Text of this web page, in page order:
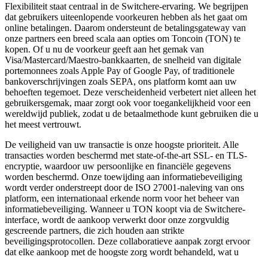
Flexibiliteit staat centraal in de Switchere-ervaring. We begrijpen
dat gebruikers uiteenlopende voorkeuren hebben als het gaat om
online betalingen. Daarom ondersteunt de betalingsgateway van
onze partners een breed scala aan opties om Toncoin (TON) te
kopen. Of u nu de voorkeur geeft aan het gemak van
Visa/Mastercard/Maestro-bankkaarten, de snelheid van digitale
portemonnees zoals Apple Pay of Google Pay, of traditionele
bankoverschrijvingen zoals SEPA, ons platform komt aan uw
behoeften tegemoet. Deze verscheidenheid verbetert niet alleen het
gebruikersgemak, maar zorgt ook voor toegankelijkheid voor een
wereldwijd publiek, zodat u de betaalmethode kunt gebruiken die u
het meest vertrouwt.
De veiligheid van uw transactie is onze hoogste prioriteit. Alle
transacties worden beschermd met state-of-the-art SSL- en TLS-
encryptie, waardoor uw persoonlijke en financiële gegevens
worden beschermd. Onze toewijding aan informatiebeveiliging
wordt verder onderstreept door de ISO 27001-naleving van ons
platform, een internationaal erkende norm voor het beheer van
informatiebeveiliging. Wanneer u TON koopt via de Switchere-
interface, wordt de aankoop verwerkt door onze zorgvuldig
gescreende partners, die zich houden aan strikte
beveiligingsprotocollen. Deze collaboratieve aanpak zorgt ervoor
dat elke aankoop met de hoogste zorg wordt behandeld, wat u